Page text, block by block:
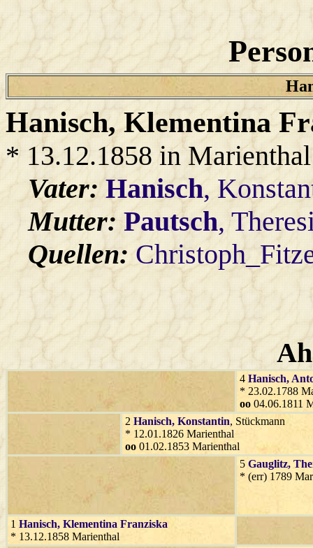
Hanisch, Klementina
* 13.12.1858 in Marienthal
Vater:Hanisch,
Mutter:Pautsch,
Quellen:
4 Hanisch,
* 23.02.1788
oo 04.06.1811
2 Hanisch, Konstantin, Stückmann
* 12.01.1826 Marienthal
oo 01.02.1853 Marienthal
5 Gauglitz,
* (err) 1789
1 Hanisch, Klementina Franziska
* 13.12.1858 Marienthal